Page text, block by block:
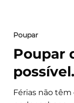
Poupar
Poupar
possível.
Férias não têm